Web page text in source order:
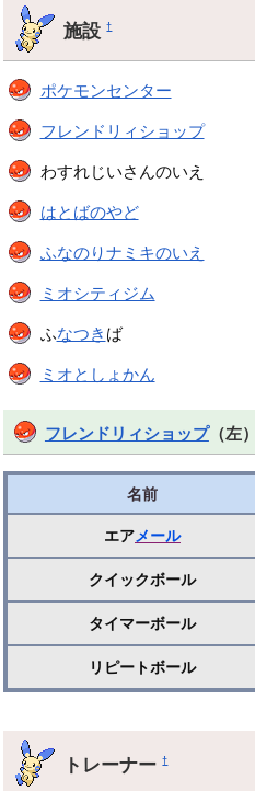
施設†
ポケモンセンター
フレンドリィショップ
わすれじいさんのいえ
はとばのやど
ふなのりナミキのいえ
ミオシティジム
ふなつき ば
ミオとしょかん
フレンドリィショップ（左）
名前
エアメール
クイックボール
タイマーボール
リピートボール
トレーナー†